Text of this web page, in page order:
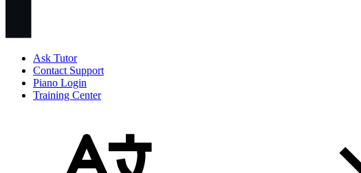
Ask Tutor
Contact Support
Piano Login
Training Center